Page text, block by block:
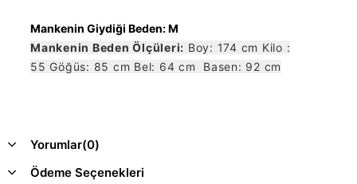
Mankenin Giydiği Beden: M
Mankenin Beden Ölçüleri: Boy: 174 cm Kilo :
55 Göğüs: 85 cm Bel: 64 cm Basen: 92 cm
Yorumlar(0)
Ödeme Seçenekleri